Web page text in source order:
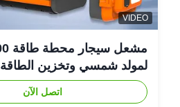
VIDEO
لمولد شمسي وتخزين الطاقة
اتصل الآن